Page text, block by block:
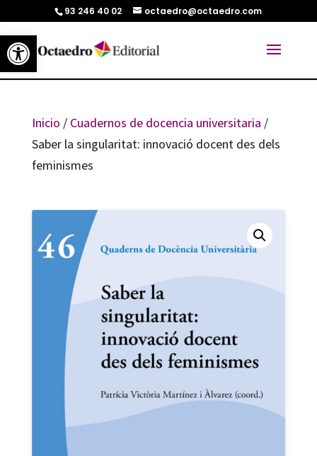
Abrir barra de herramientas
93 246 40 02 octaedro@octaedro.com
Inicio / Cuadernos de docencia universitaria /
Saber la singularitat: innovació docent des dels
feminismes